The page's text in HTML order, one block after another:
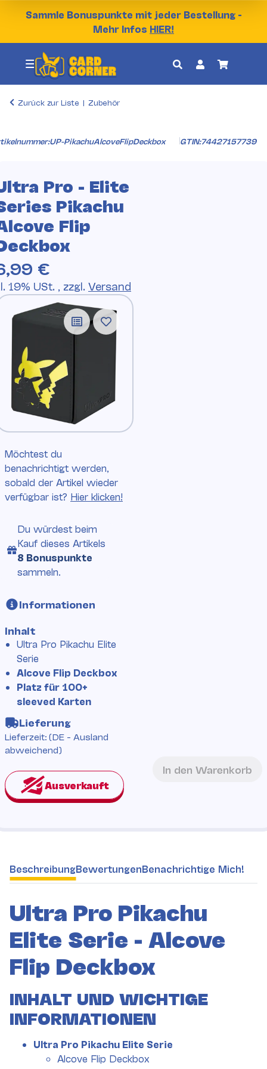
Sammle Bonuspunkte mit jeder Bestellung -
Mehr Infos HIER!
Zurück zur Liste Zubehör
UP-PikachuAlcoveFlipDeckbox GTIN:74427157739
Pro - Elite
Pikachu
Flip
€
19% USt. , zzgl. Versand
Inhalt
Ultra Pro Pikachu Elite
Serie
Alcove Flip Deckbox
Platz für 100+
sleeved Karten
Möchtest du
benachrichtigt werden,
sobald der Artikel wieder
verfügbar ist? Hier klicken!
In den Warenkorb
Informationen
Lieferung
Lieferzeit: (DE - Ausland
abweichend)
Du würdest beim
Kauf dieses Artikels
8 Bonuspunkte
sammeln.
weitere Registerkarten anzeigen
BeschreibungBewertungenBenachrichtige Mich!
Ultra Pro Pikachu
Elite Serie - Alcove
Flip Deckbox
INHALT UND WICHTIGE
INFORMATIONEN
Ultra Pro Pikachu Elite Serie
Alcove Flip Deckbox